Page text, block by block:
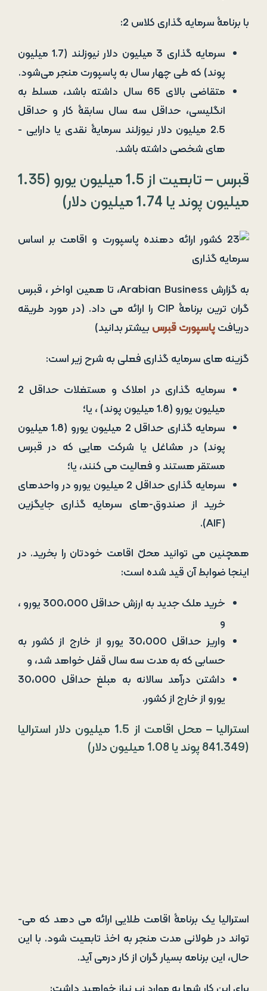
با برنامۀ سرمایه گذاری کلاس 2:
سرمایه گذاری 3 میلیون دلار نیوزلند (1.7 میلیون
پوند) که طی چهار سال به پاسپورت منجر می‌شود.
متقاضی بالای 65 سال داشته باشد، مسلط به
انگلیسی، حداقل سه سال سابقۀ کار و حداقل
2.5 میلیون دلار نیوزلند سرمایۀ نقدی یا دارایی ­
های شخصی داشته باشد.
قبرس – تابعیت از 1.5 میلیون یورو (1.35
میلیون پوند یا 1.74 میلیون دلار)
به گزارش Arabian Business، تا همین اواخر ، قبرس
گران­ ترین برنامۀ CIP را ارائه می­ داد. (در مورد طریقه
دریافتپاسپورت قبرس بیشتر بدانید)
گزینه­ های سرمایه ­گذاری فعلی به شرح زیر است:
سرمایه گذاری در املاک و مستغلات حداقل 2
میلیون یورو (1.8 میلیون پوند) ، یا؛
سرمایه گذاری حداقل 2 میلیون یورو (1.8 میلیون
پوند) در مشاغل یا شرکت هایی که در قبرس
مستقر هستند و فعالیت می کنند، یا؛
سرمایه گذاری حداقل 2 میلیون یورو در واحدهای
خرید از صندوق-های سرمایه گذاری جایگزین
(AIF).
همچنین می ­توانید محلّ اقامت خودتان را بخرید. در
اینجا ضوابط آن قید شده است:
خرید ملک جدید به ارزش حداقل 300،000 یورو ،
و
واریز حداقل 30،000 یورو از خارج از کشور به
حسابی که به مدت سه سال قفل خواهد شد، و
داشتن درآمد سالانه به مبلغ حداقل 30،000
یورو از خارج از کشور.
استرالیا – محل اقامت از 1.5 میلیون دلار استرالیا
(841.349 پوند یا 1.08 میلیون دلار)
استرالیا یک برنامۀ اقامت طلایی ارائه می دهد که می­
تواند در طولانی مدت منجر به اخذ تابعیت شود. با این
حال، این برنامه بسیار گران از کار درمی­ آید.